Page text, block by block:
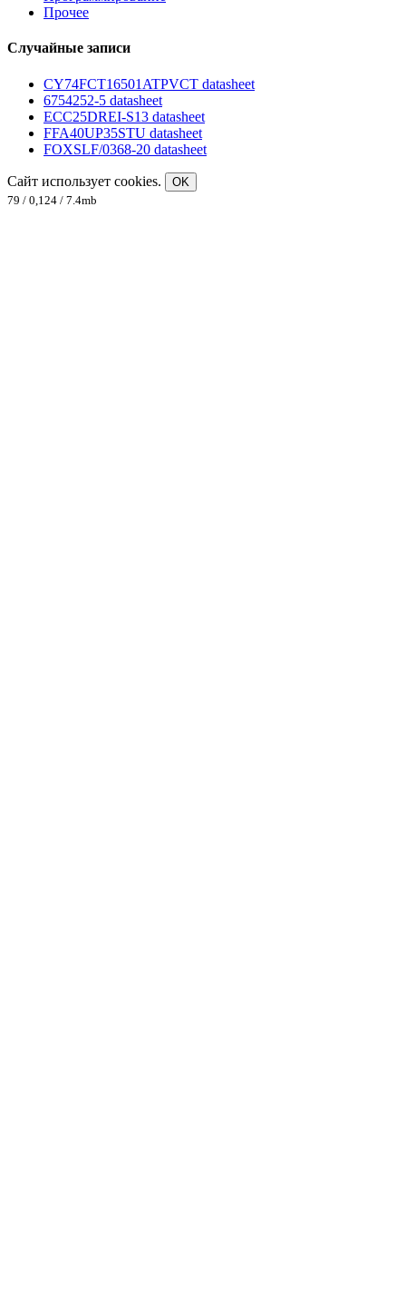
Прочее
Случайные записи
CY74FCT16501ATPVCT datasheet
6754252-5 datasheet
ECC25DREI-S13 datasheet
FFA40UP35STU datasheet
FOXSLF/0368-20 datasheet
Сайт использует cookies.
OK
79 / 0,124 / 7.4mb